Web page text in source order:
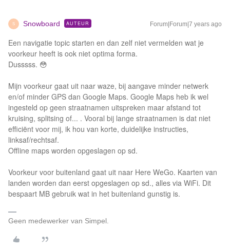
S Snowboard AUTEUR Forum|Forum|7 years ago
Een navigatie topic starten en dan zelf niet vermelden wat je
voorkeur heeft is ook niet optima forma.
Dusssss. 😳
Mijn voorkeur gaat uit naar waze, bij aangave minder netwerk
en/of minder GPS dan Google Maps. Google Maps heb ik wel
ingesteld op geen straatnamen uitspreken maar afstand tot
kruising, splitsing of... . Vooral bij lange straatnamen is dat niet
efficiënt voor mij, ik hou van korte, duidelijke instructies,
linksaf/rechtsaf.
Offline maps worden opgeslagen op sd.
Voorkeur voor buitenland gaat uit naar Here WeGo. Kaarten van
landen worden dan eerst opgeslagen op sd., alles via WiFi. Dit
bespaart MB gebruik wat in het buitenland gunstig is.
Geen medewerker van Simpel.